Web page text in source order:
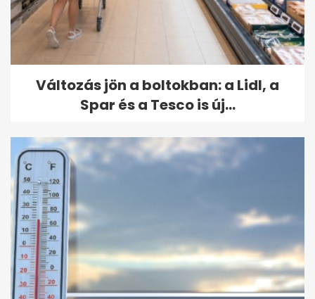
Változás jön a boltokban: a Lidl, a
Spar és a Tesco is új...